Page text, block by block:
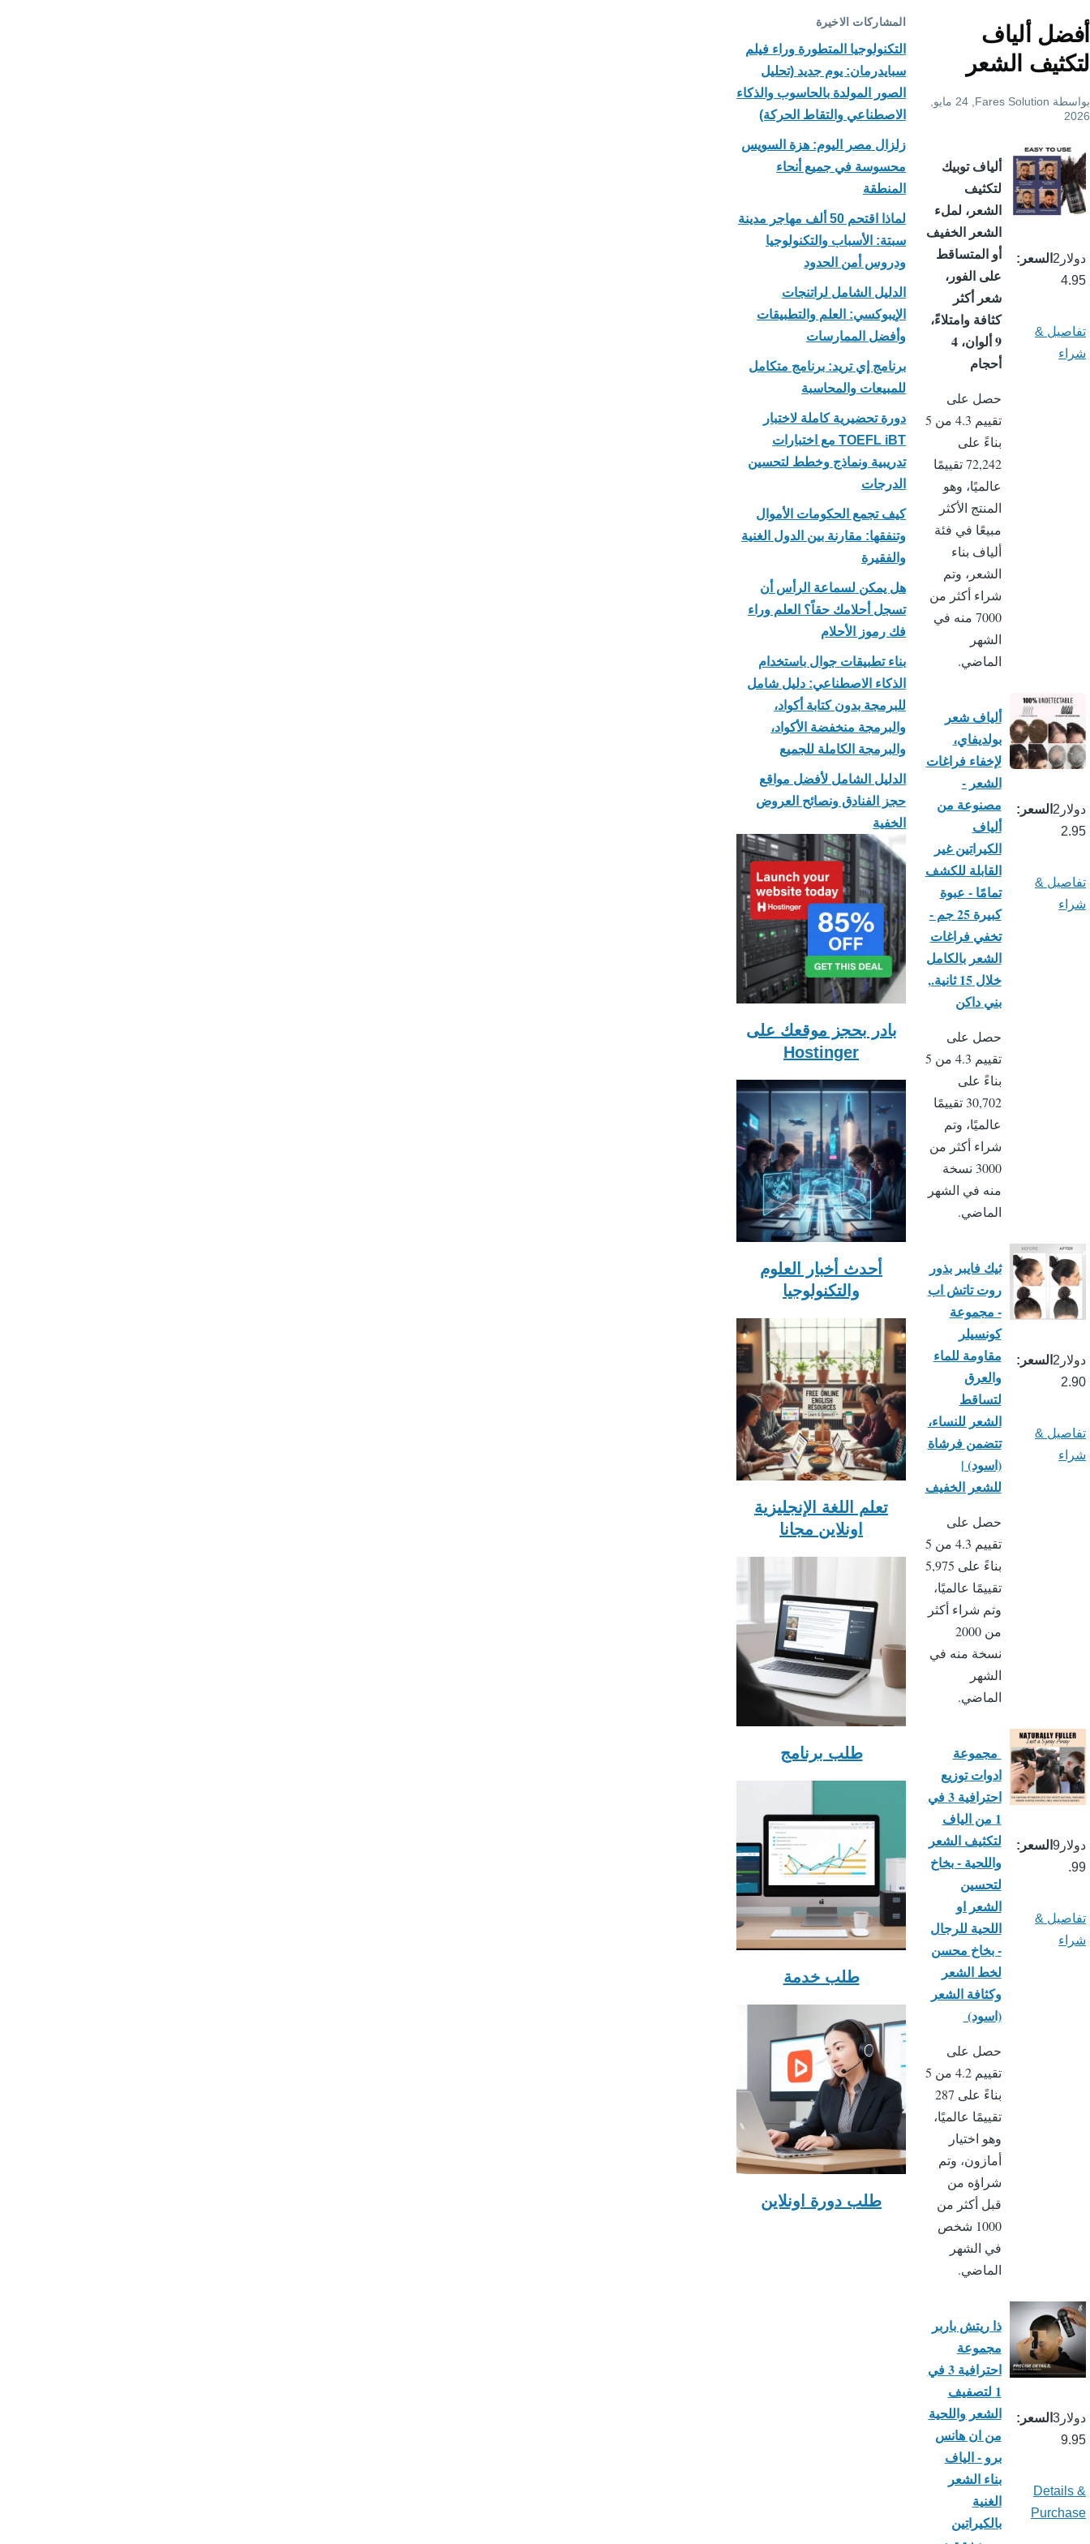
التنقل
أفضل ألياف
لتكثيف الشعر
بواسطة Fares Solution
, 24 مايو,
2026
السعر دولار2
4.95
تفاصيل &
شراء
ألياف توبيك
لتكثيف
الشعر، لملء
الشعر الخفيف
أو المتساقط
على الفور،
شعر أكثر
كثافة وامتلاءً،
9 ألوان، 4
أحجام
حصل على
تقييم 4.3 من 5
بناءً على
72,242 تقييمًا
عالميًا، وهو
المنتج الأكثر
مبيعًا في فئة
ألياف بناء
الشعر، وتم
شراء أكثر من
7000 منه في
الشهر
الماضي.
السعر دولار2
2.95
تفاصيل &
شراء
ألياف شعر
بولديفاي،
لإخفاء فراغات
الشعر -
مصنوعة من
ألياف
الكيراتين غير
القابلة للكشف
تمامًا - عبوة
كبيرة 25 جم -
تخفي فراغات
الشعر بالكامل
خلال 15 ثانية.,
بني داكن
حصل على
تقييم 4.3 من 5
بناءً على
30,702 تقييمًا
عالميًا، وتم
شراء أكثر من
3000 نسخة
منه في الشهر
الماضي.
السعر دولار2
2.90
تفاصيل &
شراء
ثيك فايبر بذور
روت تاتش اب
- مجموعة
كونسيلر
مقاومة للماء
والعرق
لتساقط
الشعر للنساء،
تتضمن فرشاة
(اسود) |
للشعر الخفيف
حصل على
تقييم 4.3 من 5
بناءً على 5,975
تقييمًا عالميًا،
وتم شراء أكثر
من 2000
نسخة منه في
الشهر
الماضي.
السعر دولار9
.99
تفاصيل &
شراء
مجموعة
ادوات توزيع
احترافية 3 في
1 من الياف
لتكثيف الشعر
واللحية - بخاخ
لتحسين
الشعر او
اللحية للرجال
- بخاخ محسن
لخط الشعر
وكثافة الشعر
(اسود)
حصل على
تقييم 4.2 من 5
بناءً على 287
تقييمًا عالميًا،
وهو اختيار
أمازون، وتم
شراؤه من
قبل أكثر من
1000 شخص
في الشهر
الماضي.
السعر دولار3
9.95
Details &
Purchase
ذا ريتش باربر
مجموعة
احترافية 3 في
1 لتصفيف
الشعر واللحية
من ان هانس
برو - الياف
بناء الشعر
الغنية
بالكيراتين
المشاركات الاخيرة
التكنولوجيا المتطورة وراء فيلم
سبايدرمان: يوم جديد (تحليل
الصور المولدة بالحاسوب والذكاء
الاصطناعي والتقاط الحركة)
زلزال مصر اليوم: هزة السويس
محسوسة في جميع أنحاء
المنطقة
لماذا اقتحم 50 ألف مهاجر مدينة
سبتة: الأسباب والتكنولوجيا
ودروس أمن الحدود
الدليل الشامل لراتنجات
الإيبوكسي: العلم والتطبيقات
وأفضل الممارسات
برنامج إي تريد: برنامج متكامل
للمبيعات والمحاسبة
دورة تحضيرية كاملة لاختبار
TOEFL iBT مع اختبارات
تدريبية ونماذج وخطط لتحسين
الدرجات
كيف تجمع الحكومات الأموال
وتنفقها: مقارنة بين الدول الغنية
والفقيرة
هل يمكن لسماعة الرأس أن
تسجل أحلامك حقاً؟ العلم وراء
فك رموز الأحلام
بناء تطبيقات جوال باستخدام
الذكاء الاصطناعي: دليل شامل
للبرمجة بدون كتابة أكواد،
والبرمجة منخفضة الأكواد،
والبرمجة الكاملة للجميع
الدليل الشامل لأفضل مواقع
حجز الفنادق ونصائح العروض
الخفية
بادر بحجز موقعك على
Hostinger
أحدث أخبار العلوم
والتكنولوجيا
تعلم اللغة الإنجليزية
اونلاين مجانا
طلب برنامج
طلب خدمة
طلب دورة اونلاين